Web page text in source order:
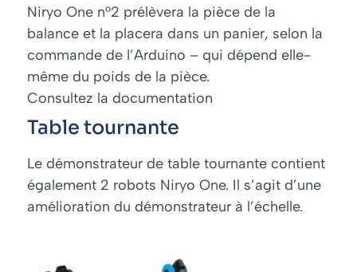
Niryo One n°2 prélèvera la pièce de la
balance et la placera dans un panier, selon la
commande de l’Arduino – qui dépend elle-
même du poids de la pièce.
Consultez la documentation
Table tournante
Le démonstrateur de table tournante contient
également 2 robots Niryo One. Il s’agit d’une
amélioration du démonstrateur à l’échelle.